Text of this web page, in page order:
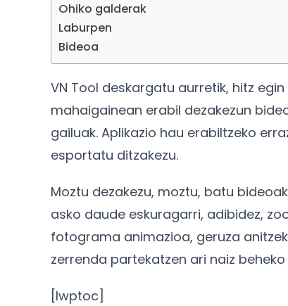
Ohiko galderak
Laburpen
Bideoa
VN Tool deskargatu aurretik, hitz
mahaigainean erabil dezakezun
gailuak. Aplikazio hau erabiltzeko
esportatu ditzakezu.
Moztu dezakezu, moztu, batu
asko daude eskuragarri, adibidez,
fotograma animazioa, geruza
zerrenda partekatzen ari naiz
[lwptoc]